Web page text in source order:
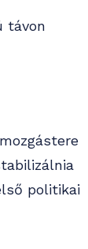
távon
politikai